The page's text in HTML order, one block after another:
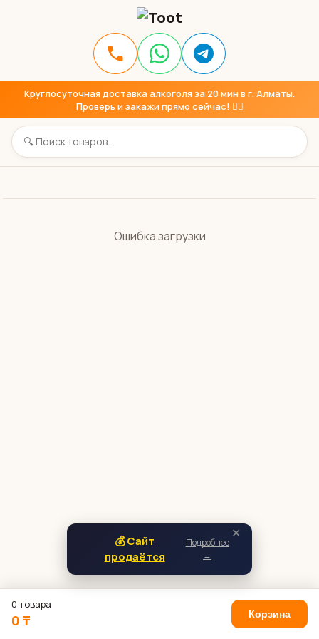
Круглосуточная доставка алкоголя за 20 мин в г. Алматы.
Проверь и закажи прямо сейчас! 👇🏼
Ошибка загрузки
✕
💰 Сайт
продаётся
Подробнее
→
0 товара
0 ₸ Корзина